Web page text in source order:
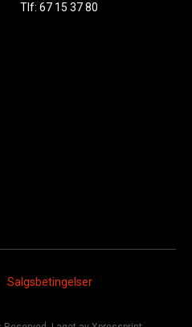
Tlf: 67 15 37 80
Salgsbetingelser